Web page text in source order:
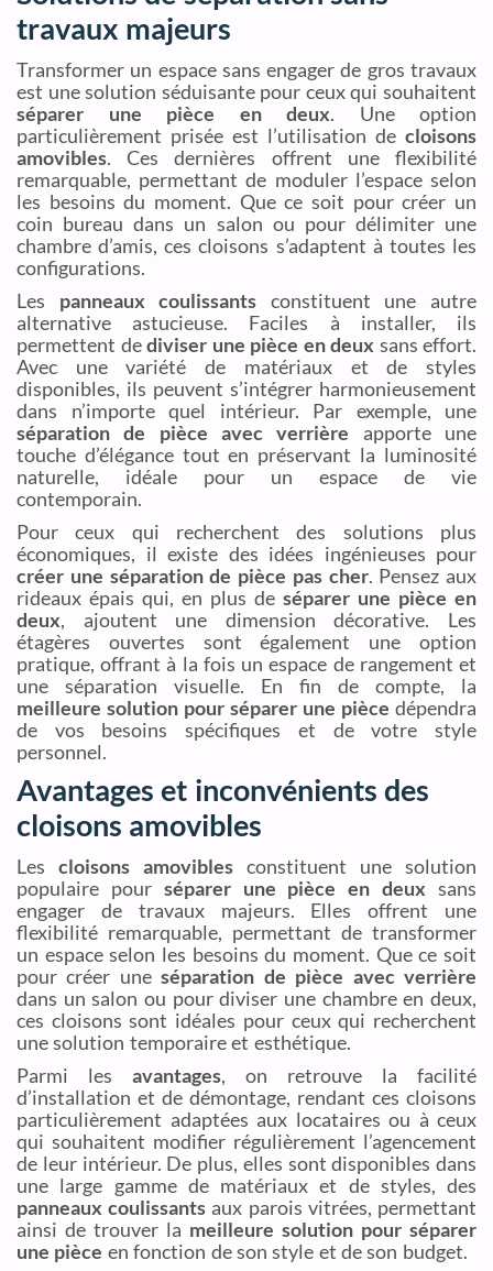
travaux majeurs
Transformer un espace sans engager de gros travaux
est une solution séduisante pour ceux qui souhaitent
séparer une pièce en deux. Une option
particulièrement prisée est l’utilisation de cloisons
amovibles. Ces dernières offrent une flexibilité
remarquable, permettant de moduler l’espace selon
les besoins du moment. Que ce soit pour créer un
coin bureau dans un salon ou pour délimiter une
chambre d’amis, ces cloisons s’adaptent à toutes les
configurations.
Les panneaux coulissants constituent une autre
alternative astucieuse. Faciles à installer, ils
permettent dediviser une pièce en deux sans effort.
Avec une variété de matériaux et de styles
disponibles, ils peuvent s’intégrer harmonieusement
dans n’importe quel intérieur. Par exemple, une
séparation de pièce avec verrière apporte une
touche d’élégance tout en préservant la luminosité
naturelle, idéale pour un espace de vie
contemporain.
Pour ceux qui recherchent des solutions plus
économiques, il existe des idées ingénieuses pour
créer une séparation de pièce pas cher. Pensez aux
rideaux épais qui, en plus de séparer une pièce en
deux, ajoutent une dimension décorative. Les
étagères ouvertes sont également une option
pratique, offrant à la fois un espace de rangement et
une séparation visuelle. En fin de compte, la
meilleure solution pour séparer une pièce dépendra
de vos besoins spécifiques et de votre style
personnel.
Avantages et inconvénients des
cloisons amovibles
Les cloisons amovibles constituent une solution
populaire pour séparer une pièce en deux sans
engager de travaux majeurs. Elles offrent une
flexibilité remarquable, permettant de transformer
un espace selon les besoins du moment. Que ce soit
pour créer uneséparation de pièce avec verrière
dans un salon ou pour diviser une chambre en deux,
ces cloisons sont idéales pour ceux qui recherchent
une solution temporaire et esthétique.
Parmi les avantages, on retrouve la facilité
d’installation et de démontage, rendant ces cloisons
particulièrement adaptées aux locataires ou à ceux
qui souhaitent modifier régulièrement l’agencement
de leur intérieur. De plus, elles sont disponibles dans
une large gamme de matériaux et de styles, des
panneaux coulissants aux parois vitrées, permettant
ainsi de trouver la meilleure solution pour séparer
une pièce en fonction de son style et de son budget.